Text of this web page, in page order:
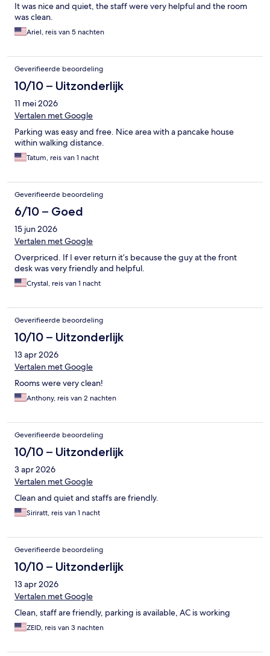
It was nice and quiet, the staff were very helpful and the room
was clean.
Ariel, reis van 5 nachten
Geverifieerde beoordeling
10/10 – Uitzonderlijk
11 mei 2026
Vertalen met Google
Parking was easy and free. Nice area with a pancake house
within walking distance.
Tatum, reis van 1 nacht
Geverifieerde beoordeling
6/10 – Goed
15 jun 2026
Vertalen met Google
Overpriced. If I ever return it’s because the guy at the front
desk was very friendly and helpful.
Crystal, reis van 1 nacht
Geverifieerde beoordeling
10/10 – Uitzonderlijk
13 apr 2026
Vertalen met Google
Rooms were very clean!
Anthony, reis van 2 nachten
Geverifieerde beoordeling
10/10 – Uitzonderlijk
3 apr 2026
Vertalen met Google
Clean and quiet and staffs are friendly.
Siriratt, reis van 1 nacht
Geverifieerde beoordeling
10/10 – Uitzonderlijk
13 apr 2026
Vertalen met Google
Clean, staff are friendly, parking is available, AC is working
ZEID, reis van 3 nachten